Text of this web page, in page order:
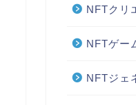
NFTクリ
NFTゲー
NFTジェ